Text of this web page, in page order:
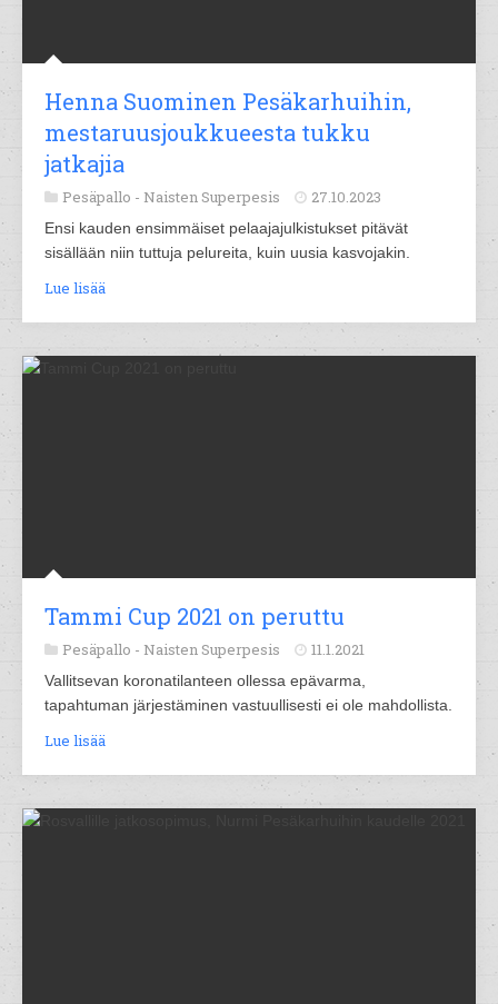
Henna Suominen Pesäkarhuihin,
mestaruusjoukkueesta tukku
jatkajia
Pesäpallo - Naisten Superpesis 27.10.2023
Ensi kauden ensimmäiset pelaajajulkistukset pitävät
sisällään niin tuttuja pelureita, kuin uusia kasvojakin.
Lue lisää
Tammi Cup 2021 on peruttu
Pesäpallo - Naisten Superpesis 11.1.2021
Vallitsevan koronatilanteen ollessa epävarma,
tapahtuman järjestäminen vastuullisesti ei ole mahdollista.
Lue lisää